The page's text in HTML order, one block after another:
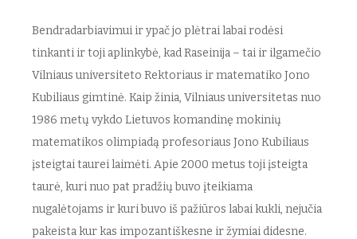
Bendradarbiavimui ir ypač jo plėtrai labai rodėsi
tinkanti ir toji aplinkybė, kad Raseinija – tai ir ilgamečio
Vilniaus universiteto Rektoriaus ir matematiko Jono
Kubiliaus gimtinė. Kaip žinia, Vilniaus universitetas nuo
1986 metų vykdo Lietuvos komandinę mokinių
matematikos olimpiadą profesoriaus Jono Kubiliaus
įsteigtai taurei laimėti. Apie 2000 metus toji įsteigta
taurė, kuri nuo pat pradžių buvo įteikiama
nugalėtojams ir kuri buvo iš pažiūros labai kukli, nejučia
pakeista kur kas impozantiškesne ir žymiai didesne.